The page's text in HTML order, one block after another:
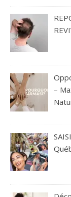
–